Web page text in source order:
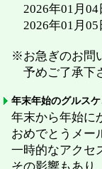
2026年01月04
2026年01月
※お急ぎのお問
予めご了承下
年末年始のグルス
年末から年始に
おめでとうメー
一時的なアクセ